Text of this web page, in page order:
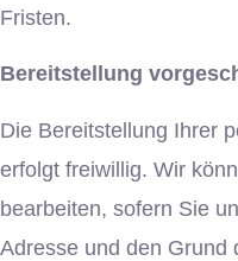
Fristen.
Bereitstellung
Die Bereitstellung Ihrer
erfolgt freiwillig. Wir
bearbeiten, sofern Sie
Adresse und den Grund